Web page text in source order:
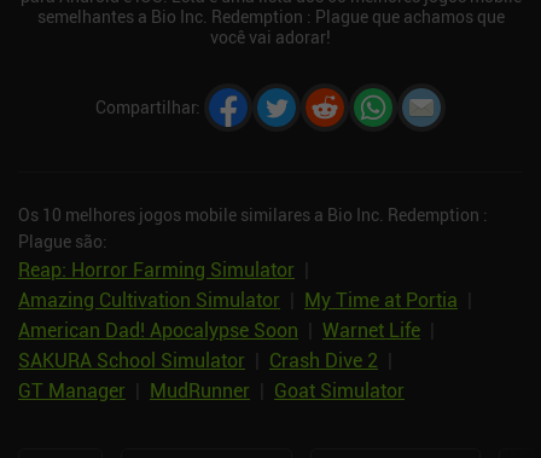
semelhantes a Bio Inc. Redemption : Plague que achamos que
você vai adorar!
Compartilhar:
Os 10 melhores jogos mobile similares a Bio Inc. Redemption :
Plague são:
Reap: Horror Farming Simulator
Amazing Cultivation Simulator
My Time at Portia
American Dad! Apocalypse Soon
Warnet Life
SAKURA School Simulator
Crash Dive 2
GT Manager
MudRunner Goat Simulator